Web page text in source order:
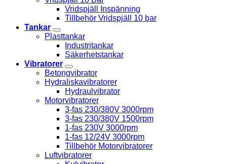
Vridspjäll Inspänning
Tillbehör Vridspjäll 10 bar
Tankar
Plasttankar
Industritankar
Säkerhetstankar
Vibratorer
Betongvibrator
Hydraliskavibratorer
Hydraulvibrator
Motorvibratorer
3-fas 230/380V 3000rpm
3-fas 230/380V 1500rpm
1-fas 230V 3000rpm
1-fas 12/24V 3000rpm
Tillbehör Motorvibratorer
Luftvibratorer